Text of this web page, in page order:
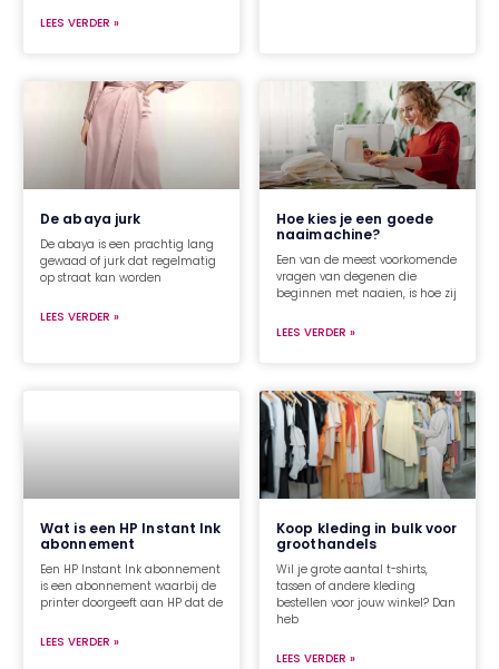
LEES VERDER »
De abaya jurk
De abaya is een prachtig lang
gewaad of jurk dat regelmatig
op straat kan worden
LEES VERDER »
Hoe kies je een goede
naaimachine?
Een van de meest voorkomende
vragen van degenen die
beginnen met naaien, is hoe zij
LEES VERDER »
Wat is een HP Instant Ink
abonnement
Een HP Instant Ink abonnement
is een abonnement waarbij de
printer doorgeeft aan HP dat de
LEES VERDER »
Koop kleding in bulk voor
groothandels
Wil je grote aantal t-shirts,
tassen of andere kleding
bestellen voor jouw winkel? Dan
heb
LEES VERDER »